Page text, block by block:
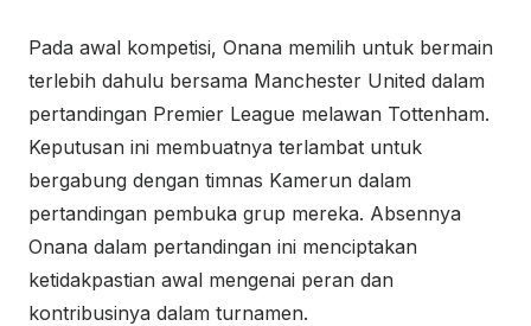
Pada awal kompetisi, Onana memilih untuk bermain
terlebih dahulu bersama Manchester United dalam
pertandingan Premier League melawan Tottenham.
Keputusan ini membuatnya terlambat untuk
bergabung dengan timnas Kamerun dalam
pertandingan pembuka grup mereka. Absennya
Onana dalam pertandingan ini menciptakan
ketidakpastian awal mengenai peran dan
kontribusinya dalam turnamen.